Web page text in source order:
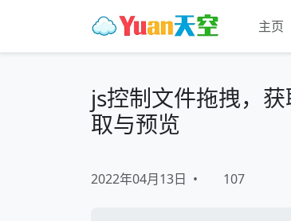
主页
js控制文件拖拽，
取与预览
2022年04月13日 • 107